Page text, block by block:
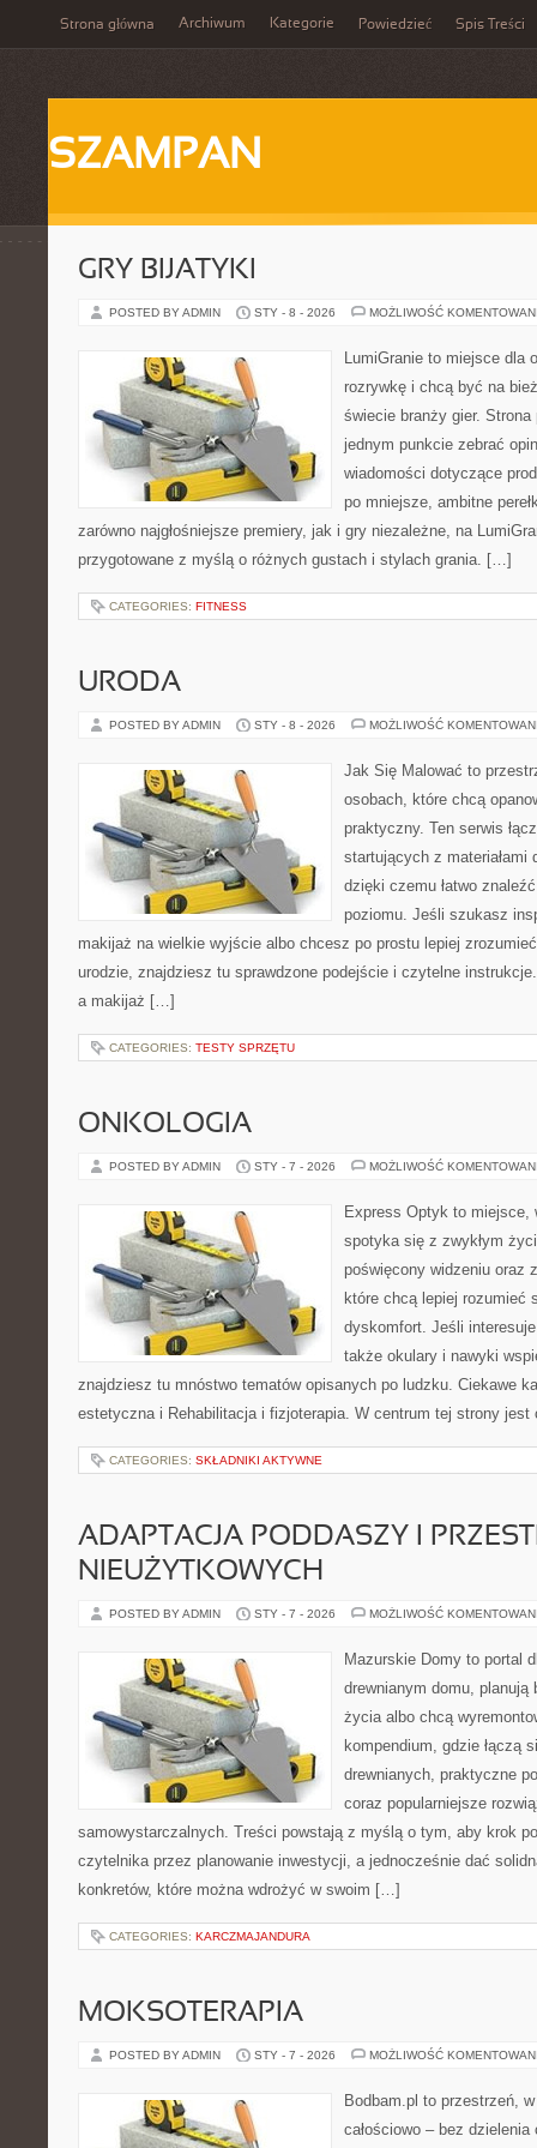
Strona główna Archiwum Kategorie Powiedzieć Spis Treści
SZAMPAN
GRY BIJATYKI
POSTED BY ADMIN STY - 8 - 2026 MOŻLIWOŚĆ
LumiGranie to miejsce dla
rozrywkę i chcą być na
świecie branży gier. Strona
jednym punkcie zebrać
wiadomości dotyczące
po mniejsze, ambitne
zarówno najgłośniejsze premiery, jak i gry niezależne, na
przygotowane z myślą o różnych gustach i stylach grania. […]
CATEGORIES: FITNESS
URODA
POSTED BY ADMIN STY - 8 - 2026 MOŻLIWOŚĆ
Jak Się Malować to
osobach, które chcą
praktyczny. Ten serwis
startujących z materiałami
dzięki czemu łatwo
poziomu. Jeśli szukasz
makijaż na wielkie wyjście albo chcesz po prostu lepiej
urodzie, znajdziesz tu sprawdzone podejście i czytelne
a makijaż […]
CATEGORIES: TESTY SPRZĘTU
ONKOLOGIA
POSTED BY ADMIN STY - 7 - 2026 MOŻLIWOŚĆ
Express Optyk to miejsce,
spotyka się z zwykłym
poświęcony widzeniu oraz
które chcą lepiej rozumieć
dyskomfort. Jeśli
także okulary i nawyki
znajdziesz tu mnóstwo tematów opisanych po ludzku. Ciekawe
estetyczna i Rehabilitacja i fizjoterapia. W centrum tej strony
CATEGORIES: SKŁADNIKI AKTYWNE
ADAPTACJA PODDASZY I
NIEUŻYTKOWYCH
POSTED BY ADMIN STY - 7 - 2026 MOŻLIWOŚĆ
Mazurskie Domy to portal
drewnianym domu, planują
życia albo chcą
kompendium, gdzie łączą
drewnianych, praktyczne
coraz popularniejsze
samowystarczalnych. Treści powstają z myślą o tym, aby krok
czytelnika przez planowanie inwestycji, a jednocześnie dać
konkretów, które można wdrożyć w swoim […]
CATEGORIES: KARCZMAJANDURA
MOKSOTERAPIA
POSTED BY ADMIN STY - 7 - 2026 MOŻLIWOŚĆ
Bodbam.pl to przestrzeń,
całościowo – bez dzielenia